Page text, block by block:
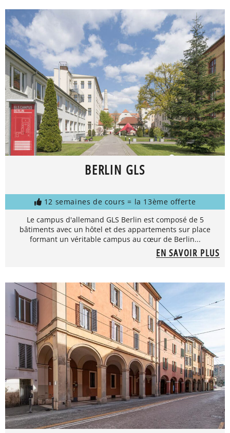
BERLIN GLS
12 semaines de cours = la 13ème offerte
Le campus d'allemand GLS Berlin est composé de 5
bâtiments avec un hôtel et des appartements sur place
formant un véritable campus au cœur de Berlin...
EN SAVOIR PLUS